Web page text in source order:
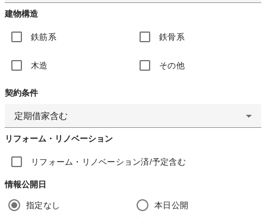
建物構造
鉄筋系 鉄骨系
木造 その他
契約条件
定期借家含む
リフォーム・リノベーション
リフォーム・リノベーション済/予定含む
情報公開日
指定なし 本日公開